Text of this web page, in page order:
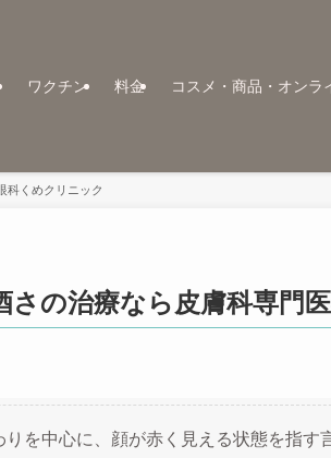
ワクチン 料金 コスメ・商品・オンラ
科くめクリニック
さの治療なら皮膚科専門
を中心に、顔が赤く見える状態を指